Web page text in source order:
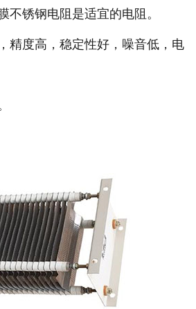
不锈钢电阻是适宜的电阻。
度高，稳定性好，噪音低，电